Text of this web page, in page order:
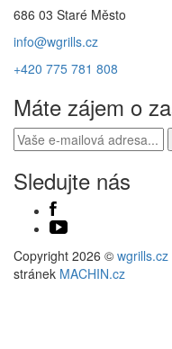
686 03 Staré Město
info@wgrills.cz
+420 775 781 808
Máte zájem o
Sledujte nás
Copyright 2026 © wgrills.cz
stránek MACHIN.cz